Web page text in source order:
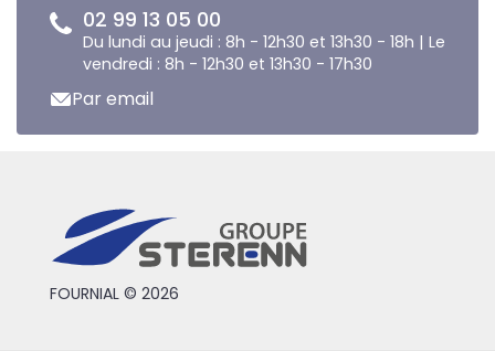
02 99 13 05 00
Du lundi au jeudi : 8h - 12h30 et 13h30 - 18h | Le
vendredi : 8h - 12h30 et 13h30 - 17h30
Par email
FOURNIAL © 2026